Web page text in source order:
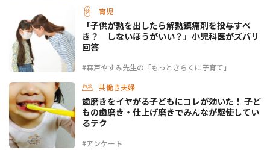
育児
#森戸やすみ先生の「もっときらくに子育て」
「子供が熱を出したら解熱鎮痛剤を投与すべ
き？ しないほうがいい？」小児科医がズバリ
回答
共働き夫婦
#アンケート
歯磨きをイヤがる子どもにコレが効いた！ 子ど
もの歯磨き・仕上げ磨きでみんなが駆使してい
るテク